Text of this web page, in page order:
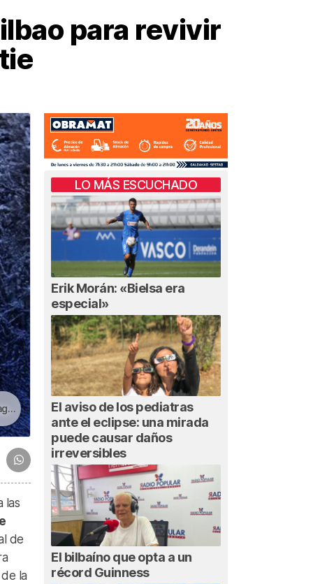
para revivir
las
de
la
LO MÁS ESCUCHADO
Erik Morán: «Bielsa era
especial»
El aviso de los pediatras
ante el eclipse: una mirada
puede causar daños
irreversibles
El bilbaíno que opta a un
récord Guinness